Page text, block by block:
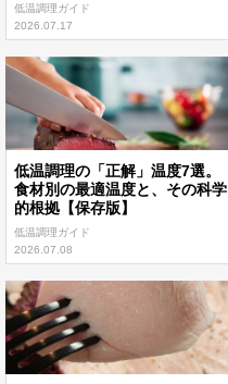
低温調理ガイド
2026.07.17
低温調理の「正解」温度7選。
食材別の最適温度と、その科学
的根拠【保存版】
低温調理ガイド
2026.07.08